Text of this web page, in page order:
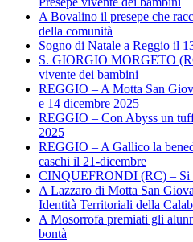
A Bovalino il presepe che
della comunità
Sogno di Natale a Reggio il
S. GIORGIO MORGETO
vivente dei bambini
REGGIO – A Motta San
e 14 dicembre 2025
REGGIO – Con Abyss un
2025
REGGIO – A Gallico la
caschi il 21-dicembre
CINQUEFRONDI (RC) – Si
A Lazzaro di Motta San
Identità Territoriali della
A Mosorrofa premiati gli
bontà